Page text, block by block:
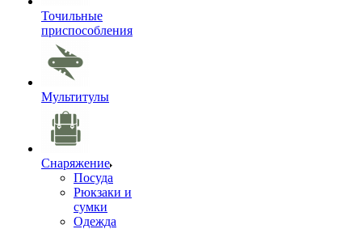
Точильные
приспособления
Мультитулы
Снаряжение
Посуда
Рюкзаки и
сумки
Одежда